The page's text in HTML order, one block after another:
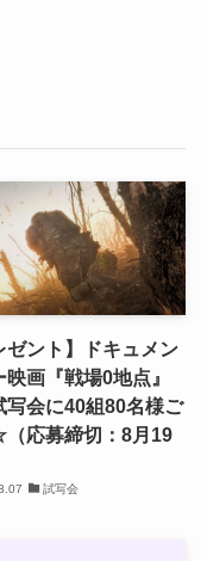
ゼント】ドキュメン
映画『戦場0地点』
写会に40組80名様ご
応募締切：8月19
試写会